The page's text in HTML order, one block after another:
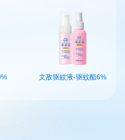
文敌驱蚊液-驱蚊酯6%